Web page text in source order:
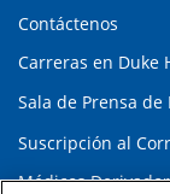
Contáctenos
Carreras en Duke
Sala de Prensa de
Suscripción al
Médicos